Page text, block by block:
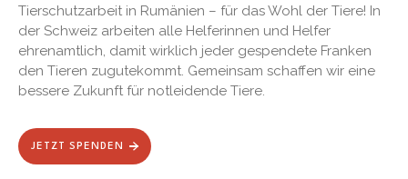
Tierschutzarbeit in Rumänien – für das Wohl der Tiere! In
der Schweiz arbeiten alle Helferinnen und Helfer
ehrenamtlich, damit wirklich jeder gespendete Franken
den Tieren zugutekommt. Gemeinsam schaffen wir eine
bessere Zukunft für notleidende Tiere.
JETZT SPENDEN